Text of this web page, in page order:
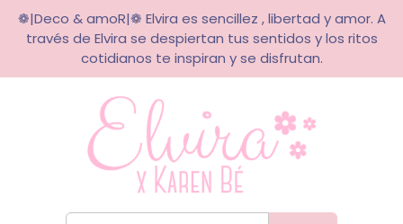
❁|Deco & amoR|❁ Elvira es sencillez , libertad y amor. A
través de Elvira se despiertan tus sentidos y los ritos
cotidianos te inspiran y se disfrutan.